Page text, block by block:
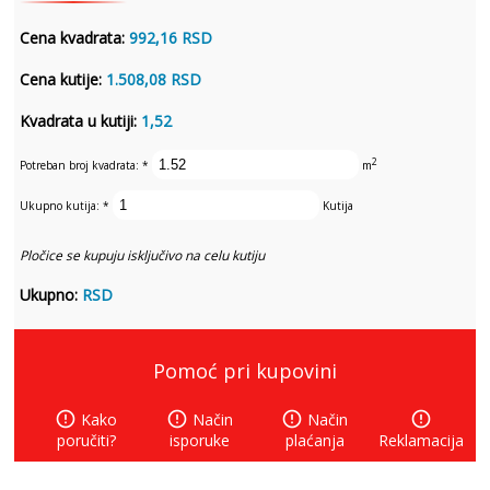
Cena kvadrata: 992,16 RSD
Cena kutije: 1.508,08 RSD
Kvadrata u kutiji: 1,52
Potreban broj kvadrata: * m2
Ukupno kutija: * Kutija
Pločice se kupuju isključivo na celu kutiju
Ukupno: RSD
Pomoć pri kupovini
error_outline Kako
poručiti?
error_outline Način
isporuke
error_outline Način
plaćanja
error_outline
Reklamacija